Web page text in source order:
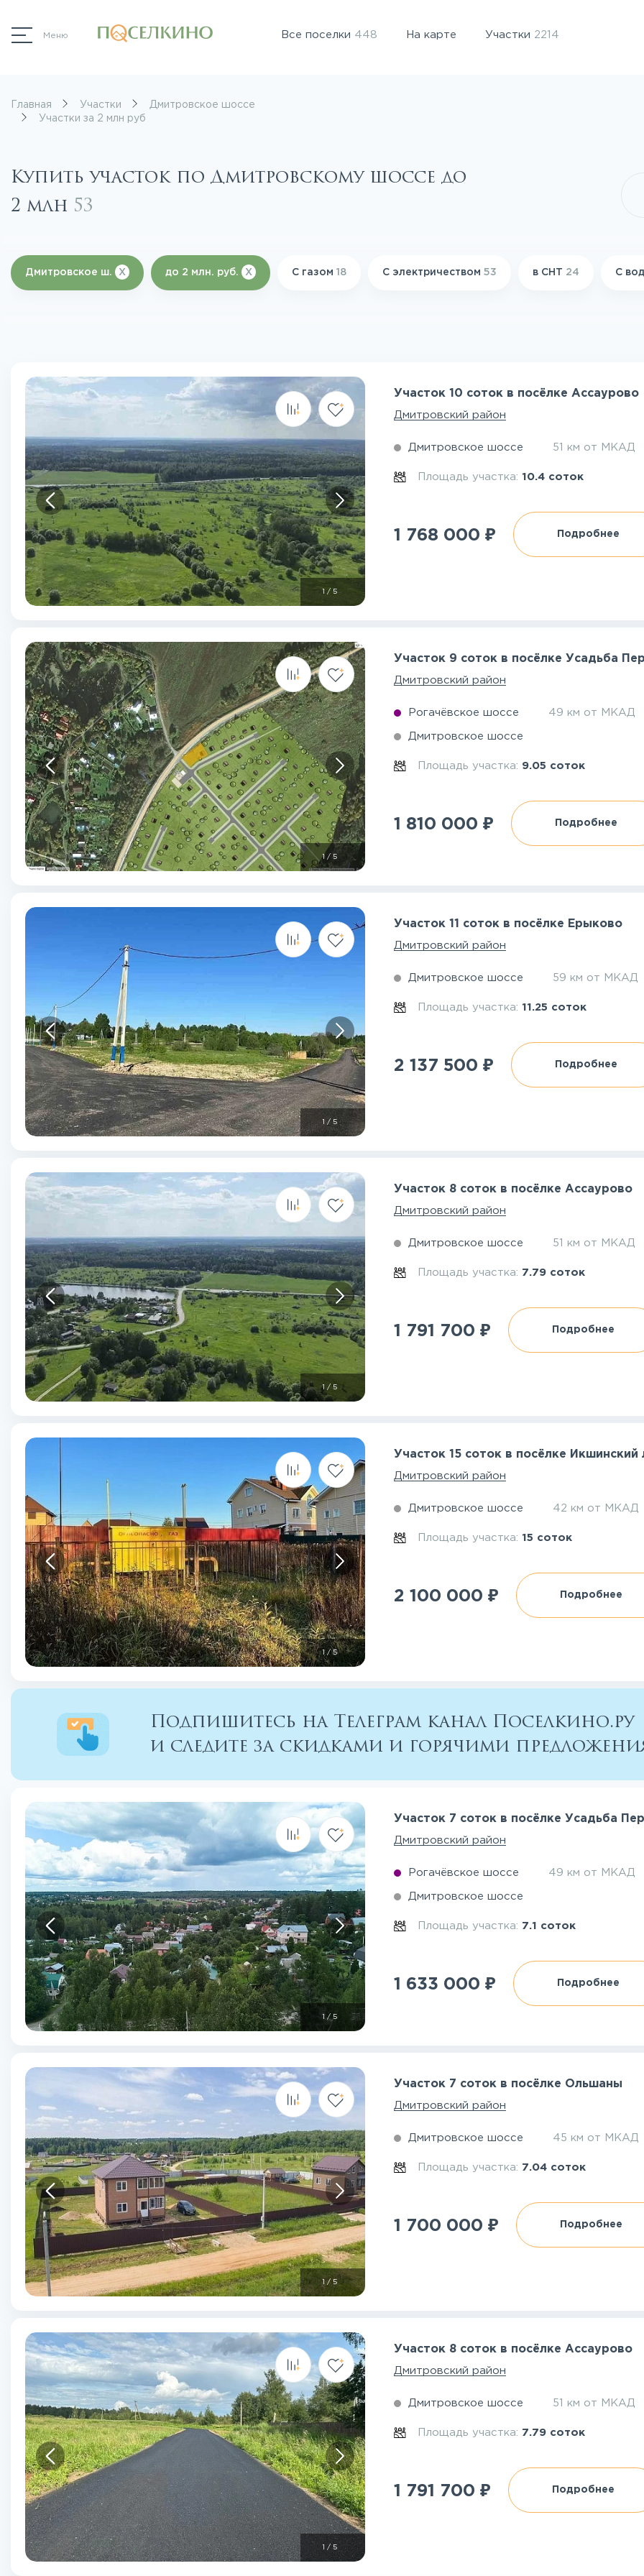
Меню Все поселки 448 На карте Участки 2214
Главная Участки
Дмитровское шоссе
Участки за 2 млн руб
Купить участок по Дмитровскому шоссе до
2 млн 53
Дмитровское ш. X до 2 млн. руб. X С газом 18 С электричеством 53 в СНТ 24 С
/5
Участок 10 соток в посёлке Ассаурово
Дмитровский район
Дмитровское шоссе 51 км от МКАД
Площадь участка:10.4 соток
1 768 000 ₽ Подробнее
1 /5
Участок 9 соток в посёлке Усадьба
Дмитровский район
Рогачёвское шоссе 49 км от МКАД
Дмитровское шоссе
Площадь участка: 9.05 соток
1 810 000 ₽ Подробнее
1 /5
Участок 11 соток в посёлке Ерыково
Дмитровский район
Дмитровское шоссе 59 км от МКАД
Площадь участка:11.25 соток
2 137 500 ₽ Подробнее
1 /5
Участок 8 соток в посёлке Ассаурово
Дмитровский район
Дмитровское шоссе 51 км от МКАД
Площадь участка: 7.79 соток
1 791 700 ₽ Подробнее
1/5
Участок 15 соток в посёлке Икшинский
Дмитровский район
Дмитровское шоссе 42 км от МКАД
Площадь участка:15 соток
2 100 000 ₽ Подробнее
Подпишитесь на Телеграм канал Поселкино.ру
и следите за скидками и горячими
1 /5
Участок 7 соток в посёлке Усадьба
Дмитровский район
Рогачёвское шоссе 49 км от МКАД
Дмитровское шоссе
Площадь участка: 7.1 соток
1 633 000 ₽ Подробнее
1 /5
Участок 7 соток в посёлке Ольшаны
Дмитровский район
Дмитровское шоссе 45 км от МКАД
Площадь участка: 7.04 соток
1 700 000 ₽ Подробнее
/5
Участок 8 соток в посёлке Ассаурово
Дмитровский район
Дмитровское шоссе 51 км от МКАД
Площадь участка: 7.79 соток
1 791 700 ₽ Подробнее